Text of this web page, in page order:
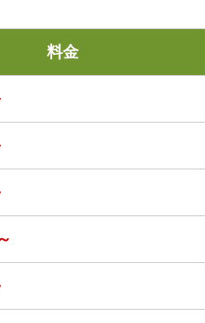
料金